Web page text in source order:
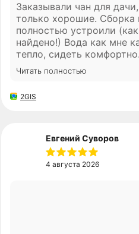
прислушались к совету.
Заказывали чан для
только хорошие. Сборка
полностью устроили
найдено!) Вода как мне
тепло, сидеть
менеджеру Ивану за
комплектации , мы
Читать полностью
2GIS
Евгений Суворов
4 августа 2026
Комплектации
Производство
Преимущества
Согласие на обработку ПД